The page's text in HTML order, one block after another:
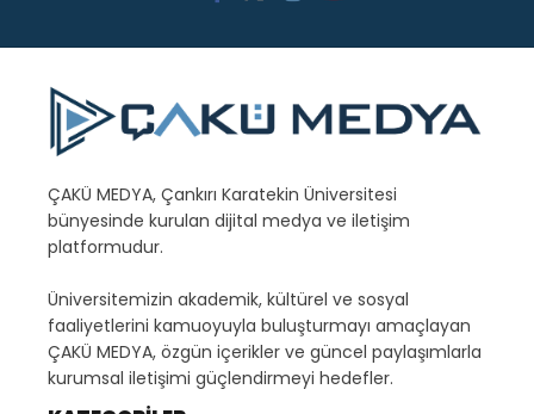
ÇAKÜ MEDYA, Çankırı Karatekin Üniversitesi
bünyesinde kurulan dijital medya ve iletişim
platformudur.
Üniversitemizin akademik, kültürel ve sosyal
faaliyetlerini kamuoyuyla buluşturmayı amaçlayan
ÇAKÜ MEDYA, özgün içerikler ve güncel paylaşımlarla
kurumsal iletişimi güçlendirmeyi hedefler.